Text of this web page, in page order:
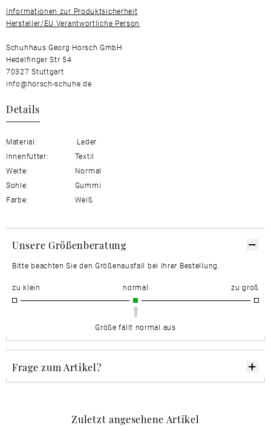
Informationen zur Produktsicherheit
Hersteller/EU Verantwortliche Person
Schuhhaus Georg Horsch GmbH
Hedelfinger Str 54
70327 Stuttgart
info@horsch-schuhe.de
Details
Material:
Leder
Innenfutter:
Textil
Weite:
Normal
Sohle:
Gummi
Farbe:
Weiß
Unsere Größenberatung
Bitte beachten Sie den Größenausfall bei Ihrer Bestellung.
zu klein normal zu groß
Größe fällt normal aus
Frage zum Artikel?
Zuletzt angesehene Artikel